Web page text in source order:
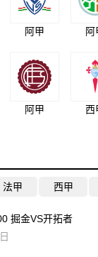
阿甲 阿
阿甲 西
法甲 西甲
掘金VS开拓者